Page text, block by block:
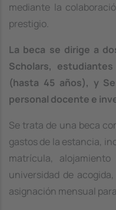
mediante la
prestigio.
La beca se dirige a
Scholars,
(hasta 45 años), y
personal docente e
Se trata de una beca
gastos de la estancia,
matrícula,
universidad de
asignación mensual